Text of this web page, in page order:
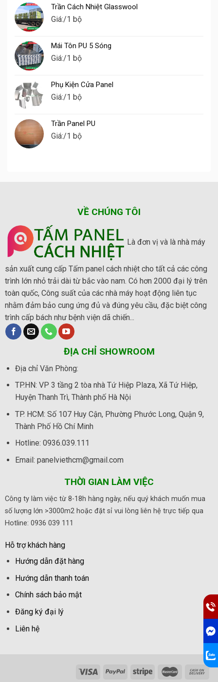
Xưởng
Trần Cách Nhiệt Glasswool
Giá:/1 bộ
Mái Tôn PU 5 Sóng
Giá:/1 bộ
Phụ Kiện Cửa Panel
Giá:/1 bộ
Trần Panel PU
Giá:/1 bộ
VỀ CHÚNG TÔI
Là đơn vị và là nhà máy
sản xuất cung cấp Tấm panel cách nhiệt cho tất cả các công
trình lớn nhỏ trải dài từ bắc vào nam. Có hơn 2000 đại lý trên
toàn quốc, Công suất của các nhà máy hoạt động liên tục
nhằm đảm bảo cung ứng đủ và đúng yêu cầu, đặc biệt công
trình cấp bách như bệnh viện dã chiến...
ĐỊA CHỈ SHOWROOM
Địa chỉ Văn Phòng:
TP.HN: VP 3 tầng 2 tòa nhà Tứ Hiệp Plaza, Xã Tứ Hiệp,
Huyện Thanh Trì, Thành phố Hà Nội
TP. HCM: Số 107 Huy Cận, Phường Phước Long, Quận 9,
Thành Phố Hồ Chí Minh
Hotline: 0936.039.111
Email: panelviethcm@gmail.com
THỜI GIAN LÀM VIỆC
Công ty làm việc từ 8-18h hàng ngày, nếu quý khách muốn mua
số lượng lớn >3000m2 hoặc đặt sỉ vui lòng liên hệ trực tiếp qua
Hotline: 0936 039 111
Hỗ trợ khách hàng
Hướng dẫn đặt hàng
Hướng dẫn thanh toán
Chính sách bảo mật
Đăng ký đại lý
Liên hệ